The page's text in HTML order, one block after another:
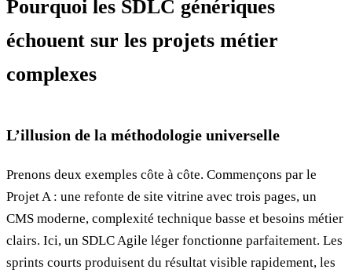
Pourquoi les SDLC génériques
échouent sur les projets métier
complexes
L’illusion de la méthodologie universelle
Prenons deux exemples côte à côte. Commençons par le
Projet A : une refonte de site vitrine avec trois pages, un
CMS moderne, complexité technique basse et besoins métier
clairs. Ici, un SDLC Agile léger fonctionne parfaitement. Les
sprints courts produisent du résultat visible rapidement, les